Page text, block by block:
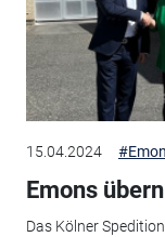
15.04.2024
Emons
Das Kölner